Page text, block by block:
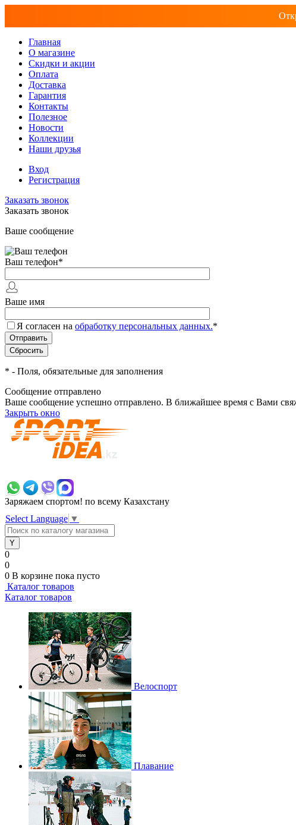
Главная
О магазине
Скидки и акции
Оплата
Доставка
Гарантия
Контакты
Полезное
Новости
Коллекции
Наши друзья
Вход
Регистрация
Заказать звонок
Заказать звонок
Ваше сообщение
Ваш телефон*
Ваше имя
Я согласен на обработку персональных данных.*
* - Поля, обязательные для заполнения
Сообщение отправлено
Ваше сообщение успешно отправлено. В ближайшее время с Вами
Закрыть окно
Заряжаем спортом! по всему Казахстану
Select Language ▼
0
0
0 В корзине пока пусто
Каталог товаров
Каталог товаров
Велоспорт
Плавание